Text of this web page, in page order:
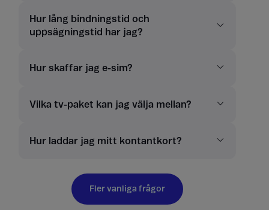
Hur lång bindningstid och
uppsägningstid har jag?
Hur skaffar jag e-sim?
Vilka tv-paket kan jag välja mellan?
Hur laddar jag mitt kontantkort?
Fler vanliga frågor